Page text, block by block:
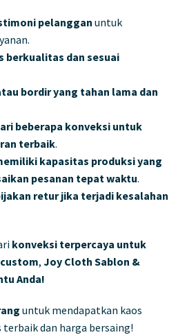
pelanggan untuk
berkualitas dan sesuai
bordir yang tahan lama dan
beberapa konveksi untuk
terbaik.
kapasitas produksi yang
pesanan tepat waktu.
retur jika terjadi kesalahan
konveksi terpercaya untuk
, Joy Cloth Sablon &
Anda!
untuk mendapatkan kaos
dan harga bersaing!